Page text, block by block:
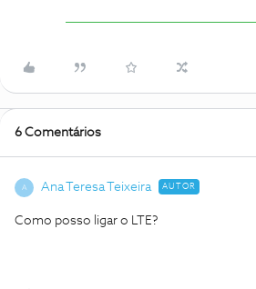
6 Comentários
A Ana Teresa Teixeira AUTOR
Como posso ligar o LTE?